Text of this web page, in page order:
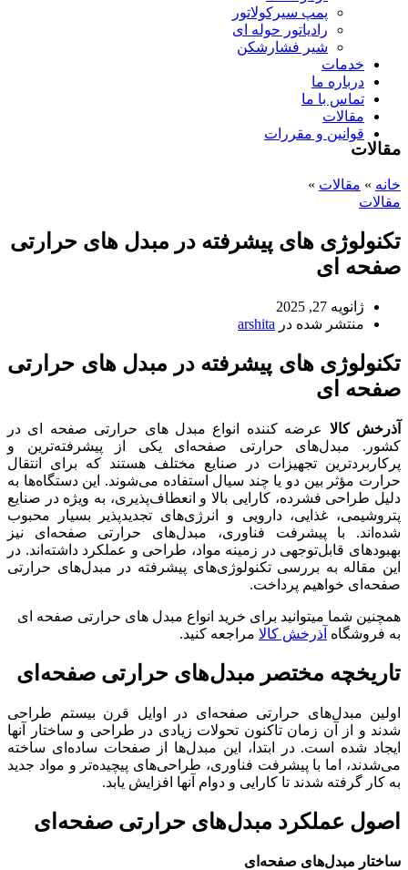
پمپ سیرکولاتور
رادیاتور حوله ای
شیر فشارشکن
خدمات
درباره ما
تماس با ما
مقالات
قوانین و مقررات
مقالات
خانه » مقالات »
مقالات
تکنولوژی های پیشرفته در مبدل های حرارتی
صفحه ای
ژانویه 27, 2025
منتشر شده در arshita
تکنولوژی های پیشرفته در مبدل های حرارتی
صفحه ای
آذرخش کالا عرضه کننده انواع مبدل های حرارتی صفحه ای در
کشور. مبدل‌های حرارتی صفحه‌ای یکی از پیشرفته‌ترین و
پرکاربردترین تجهیزات در صنایع مختلف هستند که برای انتقال
حرارت مؤثر بین دو یا چند سیال استفاده می‌شوند. این دستگاه‌ها به
دلیل طراحی فشرده، کارایی بالا و انعطاف‌پذیری، به ویژه در صنایع
پتروشیمی، غذایی، دارویی و انرژی‌های تجدیدپذیر بسیار محبوب
شده‌اند. با پیشرفت فناوری، مبدل‌های حرارتی صفحه‌ای نیز
بهبودهای قابل‌توجهی در زمینه مواد، طراحی و عملکرد داشته‌اند. در
این مقاله به بررسی تکنولوژی‌های پیشرفته در مبدل‌های حرارتی
صفحه‌ای خواهیم پرداخت.
همچنین شما میتوانید برای خرید انواع مبدل های حرارتی صفحه ای
به فروشگاه آذرخش کالا مراجعه کنید.
تاریخچه مختصر مبدل‌های حرارتی صفحه‌ای
اولین مبدل‌های حرارتی صفحه‌ای در اوایل قرن بیستم طراحی
شدند و از آن زمان تاکنون تحولات زیادی در طراحی و ساختار آنها
ایجاد شده است. در ابتدا، این مبدل‌ها از صفحات ساده‌ای ساخته
می‌شدند، اما با پیشرفت فناوری، طراحی‌های پیچیده‌تر و مواد جدید
به کار گرفته شدند تا کارایی و دوام آنها افزایش یابد.
اصول عملکرد مبدل‌های حرارتی صفحه‌ای
ساختار مبدل‌های صفحه‌ای